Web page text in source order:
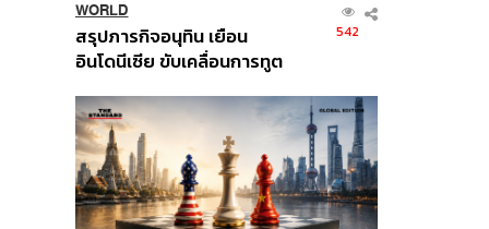
WORLD
สรุปภารกิจอนุทิน เยือน
อินโดนีเซีย ขับเคลื่อนการทูต
ส่วนยุทธศาสตร์ไทย –
อินโดนีเซีย
542